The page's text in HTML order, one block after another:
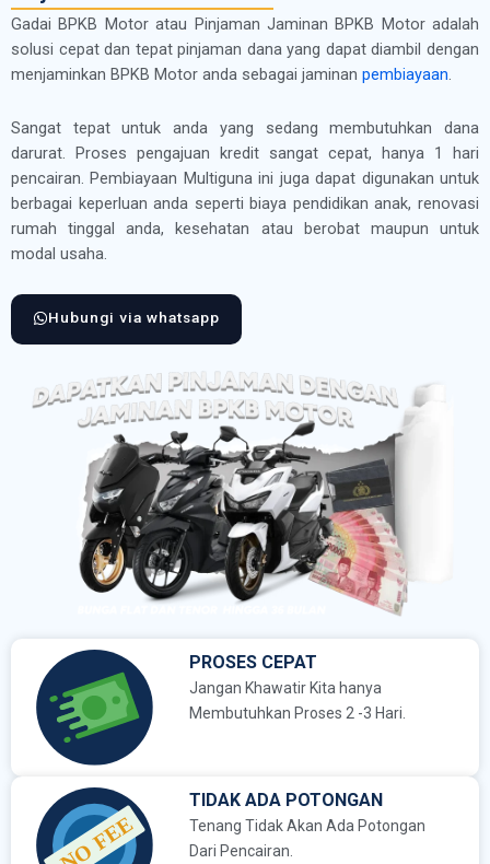
Gadai BPKB Motor atau Pinjaman Jaminan BPKB Motor adalah
solusi cepat dan tepat pinjaman dana yang dapat diambil dengan
menjaminkan BPKB Motor anda sebagai jaminan pembiayaan.
Sangat tepat untuk anda yang sedang membutuhkan dana
darurat. Proses pengajuan kredit sangat cepat, hanya 1 hari
pencairan. Pembiayaan Multiguna ini juga dapat digunakan untuk
berbagai keperluan anda seperti biaya pendidikan anak, renovasi
rumah tinggal anda, kesehatan atau berobat maupun untuk
modal usaha.
Hubungi via whatsapp
PROSES CEPAT
Jangan Khawatir Kita hanya
Membutuhkan Proses 2 -3 Hari.
TIDAK ADA POTONGAN
Tenang Tidak Akan Ada Potongan
Dari Pencairan.